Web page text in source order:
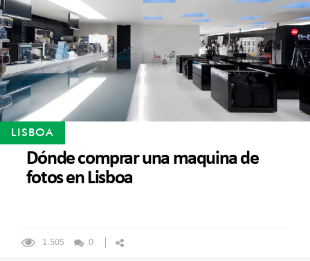
LISBOA
Dónde comprar una maquina de
fotos en Lisboa
1.505 0